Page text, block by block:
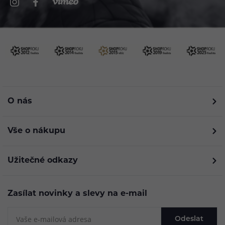
O nás
Vše o nákupu
Užitečné odkazy
Zasílat novinky a slevy na e-mail
Odeslat